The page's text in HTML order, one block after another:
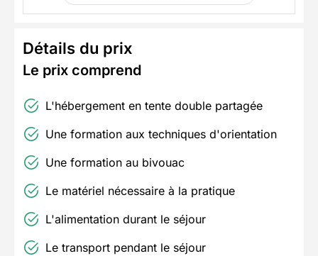
Détails du prix
Le prix comprend
L'hébergement en tente double partagée
Une formation aux techniques d'orientation
Une formation au bivouac
Le matériel nécessaire à la pratique
L'alimentation durant le séjour
Le transport pendant le séjour